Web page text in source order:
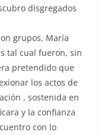
disgregados
grupos, María
tal cual fueron, sin
pretendido que
los actos de
, sostenida en
y la confianza
con lo